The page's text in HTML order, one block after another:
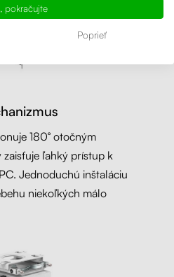
180° otočným
ľahký prístup k
Jednoduchú inštaláciu
niekoľkých málo
pokračujte
Poprieť